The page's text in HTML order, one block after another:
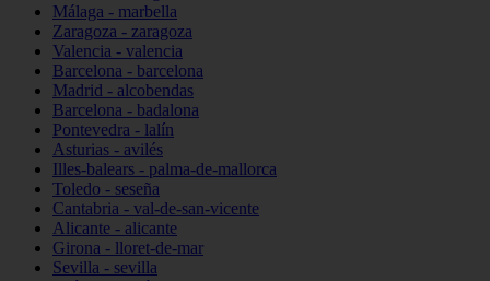
Málaga - marbella
Zaragoza - zaragoza
Valencia - valencia
Barcelona - barcelona
Madrid - alcobendas
Barcelona - badalona
Pontevedra - lalín
Asturias - avilés
Illes-balears - palma-de-mallorca
Toledo - seseña
Cantabria - val-de-san-vicente
Alicante - alicante
Girona - lloret-de-mar
Sevilla - sevilla